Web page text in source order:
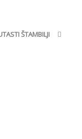
ŠTAMBILJI